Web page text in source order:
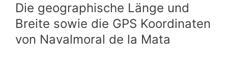
Die geographische Länge und
Breite sowie die GPS Koordinaten
von Navalmoral de la Mata